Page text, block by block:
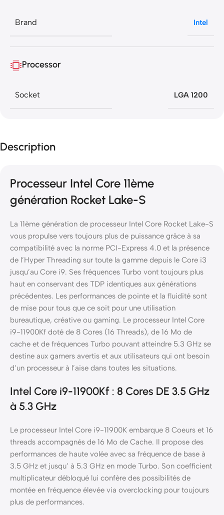
Brand Intel
Processor
Socket LGA 1200
Description
Processeur Intel Core 11ème
génération Rocket Lake-S
La 11ème génération de processeur Intel Core Rocket Lake-S
vous propulse vers toujours plus de puissance grâce à sa
compatibilité avec la norme PCI-Express 4.0 et la présence
de l’Hyper Threading sur toute la gamme depuis le Core i3
jusqu’au Core i9. Ses fréquences Turbo vont toujours plus
haut en conservant des TDP identiques aux générations
précédentes. Les performances de pointe et la fluidité sont
de mise pour tous que ce soit pour une utilisation
bureautique, créative ou gaming. Le processeur Intel Core
i9-11900Kf doté de 8 Cores (16 Threads), de 16 Mo de
cache et de fréquences Turbo pouvant atteindre 5.3 GHz se
destine aux gamers avertis et aux utilisateurs qui ont besoin
d’un processeur à l’aise dans toutes les situations.
Intel Core i9-11900Kf : 8 Cores DE 3.5 GHz
à 5.3 GHz
Le processeur Intel Core i9-11900K embarque 8 Coeurs et 16
threads accompagnés de 16 Mo de Cache. Il propose des
performances de haute volée avec sa fréquence de base à
3.5 GHz et jusqu’ à 5.3 GHz en mode Turbo. Son coefficient
multiplicateur débloqué lui confère des possibilités de
montée en fréquence élevée via overclocking pour toujours
plus de performances.